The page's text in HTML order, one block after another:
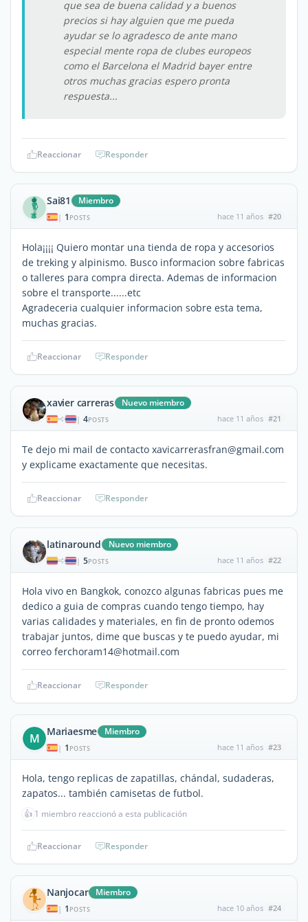
que sea de buena calidad y a buenos
precios si hay alguien que me pueda
ayudar se lo agradesco de ante mano
especial mente ropa de clubes europeos
como el Barcelona el Madrid bayer entre
otros muchas gracias espero pronta
respuesta...
Reaccionar Responder
Sai81 Miembro
| 1 POSTS hace 11 años #20
Hola¡¡¡¡ Quiero montar una tienda de ropa y accesorios
de treking y alpinismo. Busco informacion sobre fabricas
o talleres para compra directa. Ademas de informacion
sobre el transporte......etc
Agradeceria cualquier informacion sobre esta tema,
muchas gracias.
Reaccionar Responder
xavier carreras Nuevo miembro
| 4POSTS hace 11 años #21
Te dejo mi mail de contacto xavicarrerasfran@gmail.com
y explicame exactamente que necesitas.
Reaccionar Responder
latinaround Nuevo miembro
| 5POSTS hace 11 años #22
Hola vivo en Bangkok, conozco algunas fabricas pues me
dedico a guia de compras cuando tengo tiempo, hay
varias calidades y materiales, en fin de pronto odemos
trabajar juntos, dime que buscas y te puedo ayudar, mi
correo ferchoram14@hotmail.com
Reaccionar Responder
M Mariaesme Miembro
| 1 POSTS hace 11 años #23
Hola, tengo replicas de zapatillas, chándal, sudaderas,
zapatos... también camisetas de futbol.
👍 1 miembro reaccionó a esta publicación
Reaccionar Responder
Nanjocar Miembro
| 1 POSTS hace 10 años #24